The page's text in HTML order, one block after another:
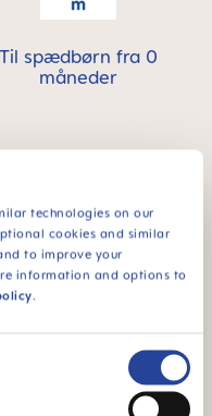
technologies on our
cookies and similar
to improve your
information and options to
.
Til spædbørn fra 0
måneder
Dette produkt er